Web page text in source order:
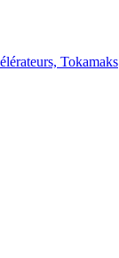
Tokamaks